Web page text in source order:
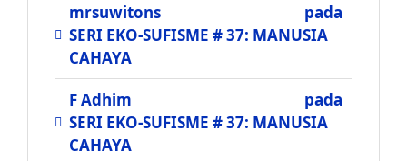
mrsuwitons
pada
SERI EKO-SUFISME # 37: MANUSIA
CAHAYA
F Adhim
pada
SERI EKO-SUFISME # 37: MANUSIA
CAHAYA